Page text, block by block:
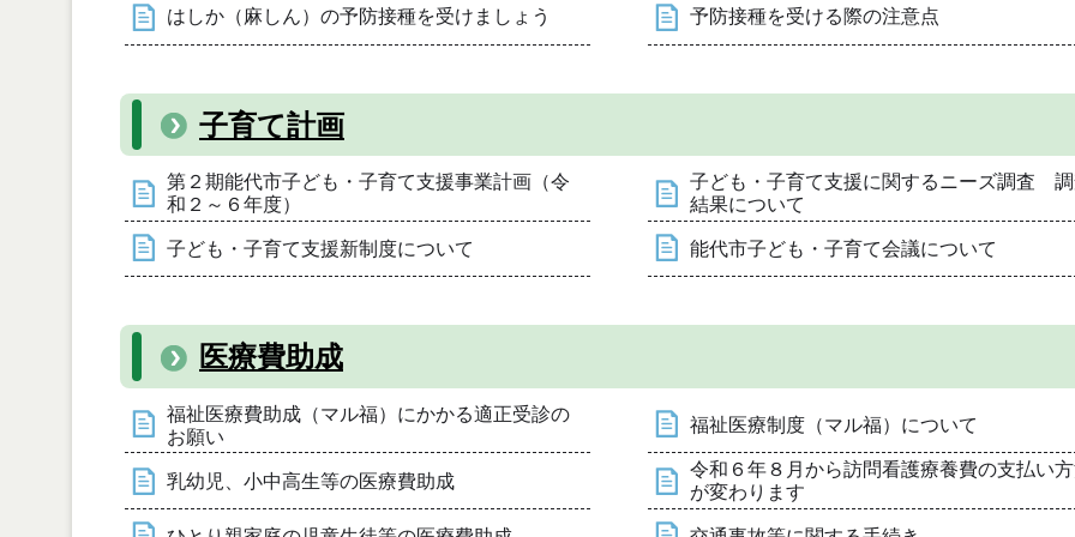
はしか（麻しん）の予防接種を受けましょう 予防接種を受ける際の注意点
子育て計画
第２期能代市子ども・子育て支援事業計画（令
和２～６年度）
子ども・子育て支援に関するニーズ調査
結果について
子ども・子育て支援新制度について 能代市子ども・子育て会議について
医療費助成
福祉医療費助成（マル福）にかかる適正受診の
お願い
福祉医療制度（マル福）について
乳幼児、小中高生等の医療費助成
令和６年８月から訪問看護療養費の支払い
が変わります